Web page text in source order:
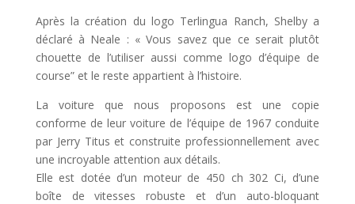
Après la création du logo Terlingua Ranch, Shelby a
déclaré à Neale : « Vous savez que ce serait plutôt
chouette de l’utiliser aussi comme logo d’équipe de
course” et le reste appartient à l’histoire.
La voiture que nous proposons est une copie
conforme de leur voiture de l’équipe de 1967 conduite
par Jerry Titus et construite professionnellement avec
une incroyable attention aux détails.
Elle est dotée d’un moteur de 450 ch 302 Ci, d’une
boîte de vitesses robuste et d’un auto-bloquant